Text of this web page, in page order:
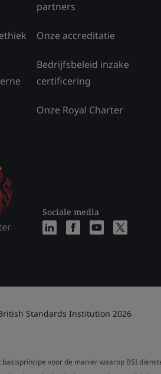
partners
Onze accreditatie
Bedrijfsbeleid inzake
certificering
Onze Royal Charter
Sociale media
Standards Institution 2026
basisprincipe voor de manier waarop BSI